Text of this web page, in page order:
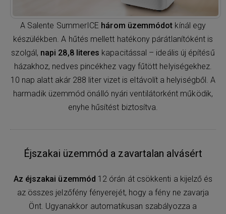
A Salente SummerICE három üzemmódot kínál egy
készülékben. A hűtés mellett hatékony párátlanítóként is
szolgál, napi 28,8 literes kapacitással – ideális új építésű
házakhoz, nedves pincékhez vagy fűtött helyiségekhez.
10 nap alatt akár 288 liter vizet is eltávolít a helyiségből. A
harmadik üzemmód önálló nyári ventilátorként működik,
enyhe hűsítést biztosítva.
Éjszakai üzemmód a zavartalan alvásért
Az éjszakai üzemmód 12 órán át csökkenti a kijelző és
az összes jelzőfény fényerejét, hogy a fény ne zavarja
Önt. Ugyanakkor automatikusan szabályozza a